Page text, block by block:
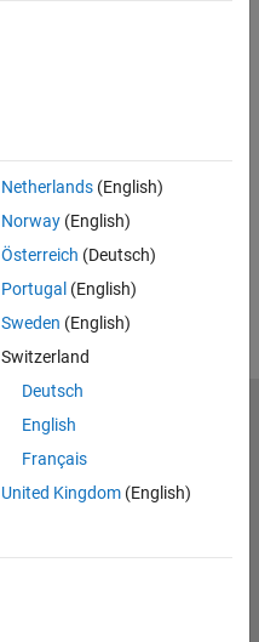
Netherlands(English)
Norway(English)
Österreich (Deutsch)
Portugal (English)
Sweden (English)
Switzerland
Deutsch
English
Français
United Kingdom(English)